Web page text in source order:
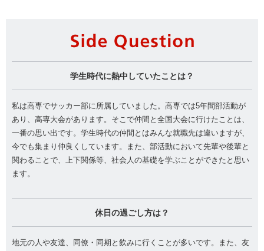
学生時代に熱中していたことは？
私は高専でサッカー部に所属していました。高専では5年間部活動が
あり、高専大会があります。そこで仲間と全国大会に行けたことは、
一番の思い出です。学生時代の仲間とはみんな就職先は違いますが、
今でも集まり仲良くしています。また、部活動において先輩や後輩と
関わることで、上下関係等、社会人の基礎を学ぶことができたと思い
ます。
休日の過ごし方は？
地元の人や友達、同僚・同期と飲みに行くことが多いです。また、友